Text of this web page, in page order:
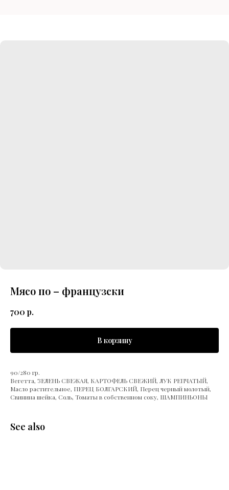
Мясо по – французски
700 р.
В корзину
90/280 гр.
Вегетта, ЗЕЛЕНЬ СВЕЖАЯ, КАРТОФЕЛЬ СВЕЖИЙ, ЛУК РЕПЧАТЫЙ,
Масло растительное, ПЕРЕЦ БОЛГАРСКИЙ, Перец черный молотый,
Свинина шейка, Соль, Томаты в собственном соку, ШАМПИНЬОНЫ
See also